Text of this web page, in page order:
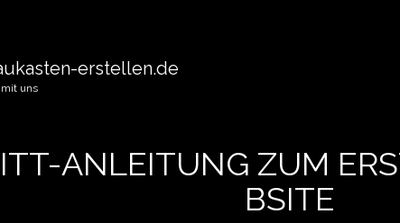
erstellen.de
uns
ANLEITUNG ZUM
BSITE